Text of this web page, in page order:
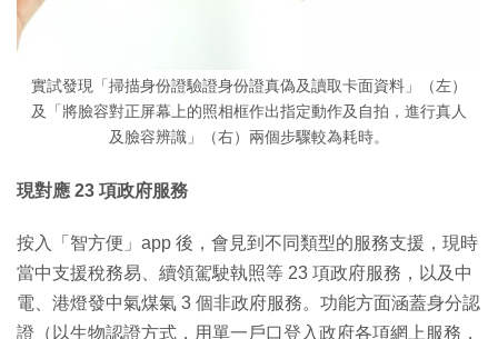
實試發現「掃描身份證驗證身份證真偽及讀取卡面資料」（左）
及「將臉容對正屏幕上的照相框作出指定動作及自拍，進行真人
及臉容辨識」（右）兩個步驟較為耗時。
現對應 23 項政府服務
按入「智方便」app 後，會見到不同類型的服務支援，現時
當中支援稅務易、續領駕駛執照等 23 項政府服務，以及中
電、港燈發中氣煤氣 3 個非政府服務。功能方面涵蓋身分認
證（以生物認證方式，用單一戶口登入政府各項網上服務，